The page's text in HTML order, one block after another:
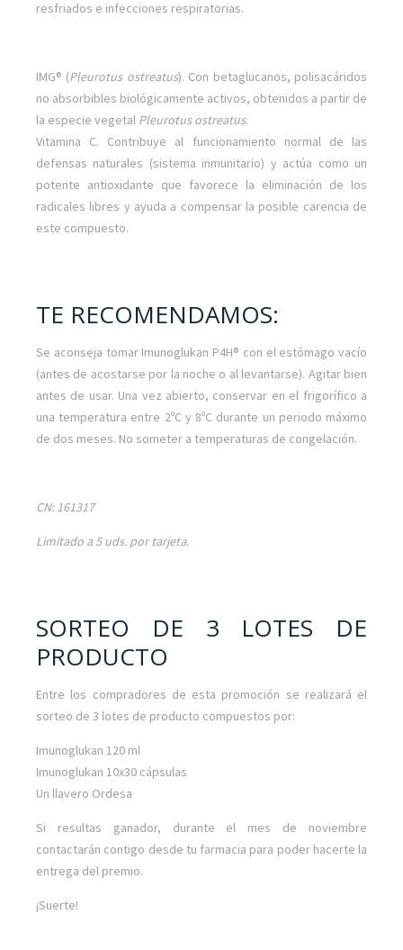
resfriados e infecciones respiratorias.
IMG® (Pleurotus ostreatus). Con betaglucanos, polisacáridos
no absorbibles biológicamente activos, obtenidos a partir de
la especie vegetal Pleurotus ostreatus.
Vitamina C. Contribuye al funcionamiento normal de las
defensas naturales (sistema inmunitario) y actúa como un
potente antioxidante que favorece la eliminación de los
radicales libres y ayuda a compensar la posible carencia de
este compuesto.
TE RECOMENDAMOS:
Se aconseja tomar Imunoglukan P4H® con el estómago vacío
(antes de acostarse por la noche o al levantarse). Agitar bien
antes de usar. Una vez abierto, conservar en el frigorífico a
una temperatura entre 2ºC y 8ºC durante un periodo máximo
de dos meses. No someter a temperaturas de congelación.
CN: 161317
Limitado a 5 uds. por tarjeta.
SORTEO DE 3 LOTES DE
PRODUCTO
Entre los compradores de esta promoción se realizará el
sorteo de 3 lotes de producto compuestos por:
Imunoglukan 120 ml
Imunoglukan 10x30 cápsulas
Un llavero Ordesa
Si resultas ganador, durante el mes de noviembre
contactarán contigo desde tu farmacia para poder hacerte la
entrega del premio.
¡Suerte!